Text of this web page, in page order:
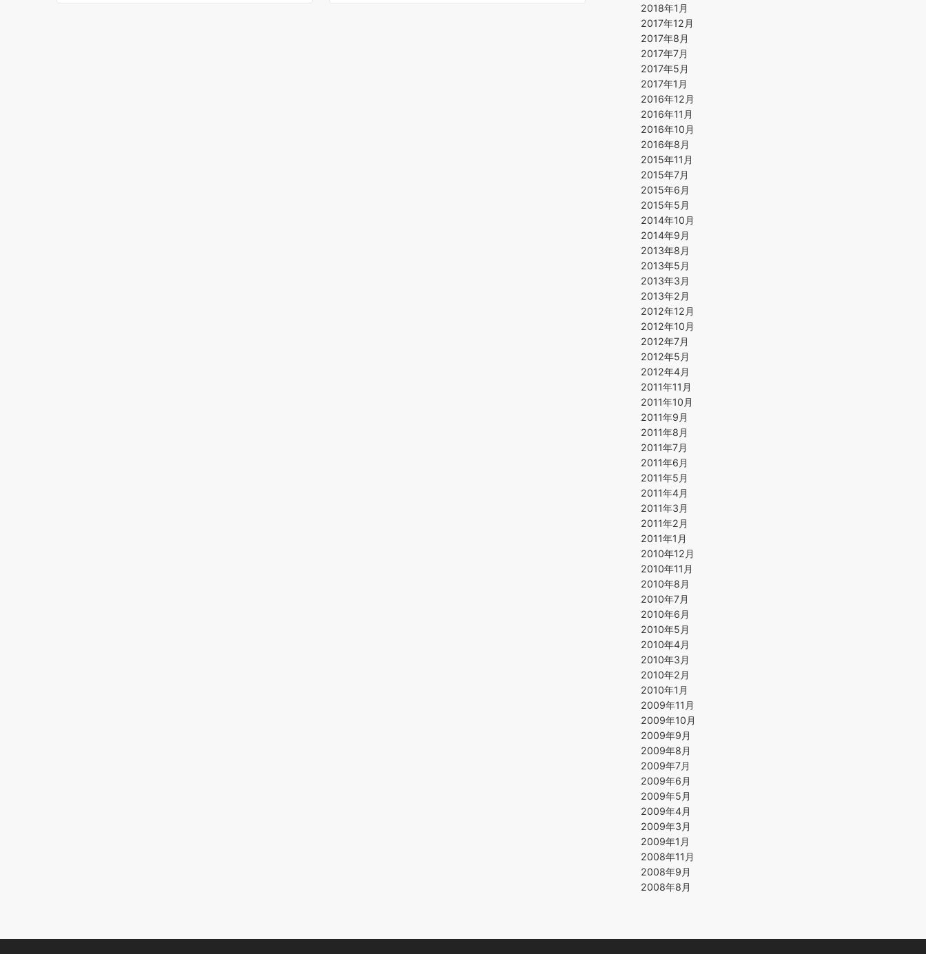
2018年1月
2017年12月
2017年8月
2017年7月
2017年5月
2017年1月
2016年12月
2016年11月
2016年10月
2016年8月
2015年11月
2015年7月
2015年6月
2015年5月
2014年10月
2014年9月
2013年8月
2013年5月
2013年3月
2013年2月
2012年12月
2012年10月
2012年7月
2012年5月
2012年4月
2011年11月
2011年10月
2011年9月
2011年8月
2011年7月
2011年6月
2011年5月
2011年4月
2011年3月
2011年2月
2011年1月
2010年12月
2010年11月
2010年8月
2010年7月
2010年6月
2010年5月
2010年4月
2010年3月
2010年2月
2010年1月
2009年11月
2009年10月
2009年9月
2009年8月
2009年7月
2009年6月
2009年5月
2009年4月
2009年3月
2009年1月
2008年11月
2008年9月
2008年8月